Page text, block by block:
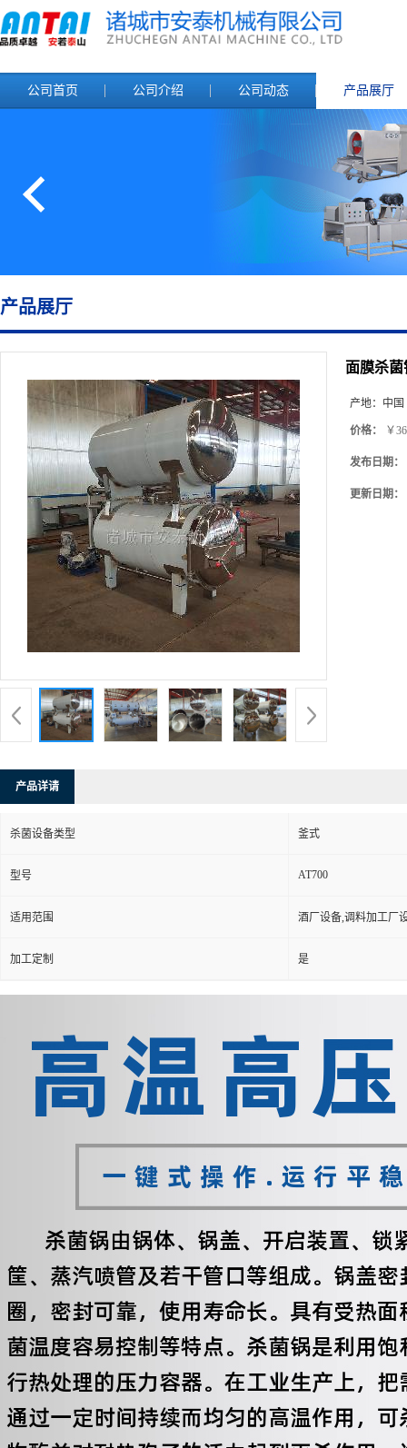
公司首页 公司介绍 公司动态 产品展厅
产品展厅
面膜杀
产地： 中
价格： ￥
发布日期：
更新日期：
产品详请
杀菌设备类型 釜式
型号 AT700
适用范围 酒厂设备,调料加工厂
加工定制 是